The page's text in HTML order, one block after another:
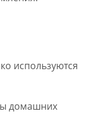
используются
домашних